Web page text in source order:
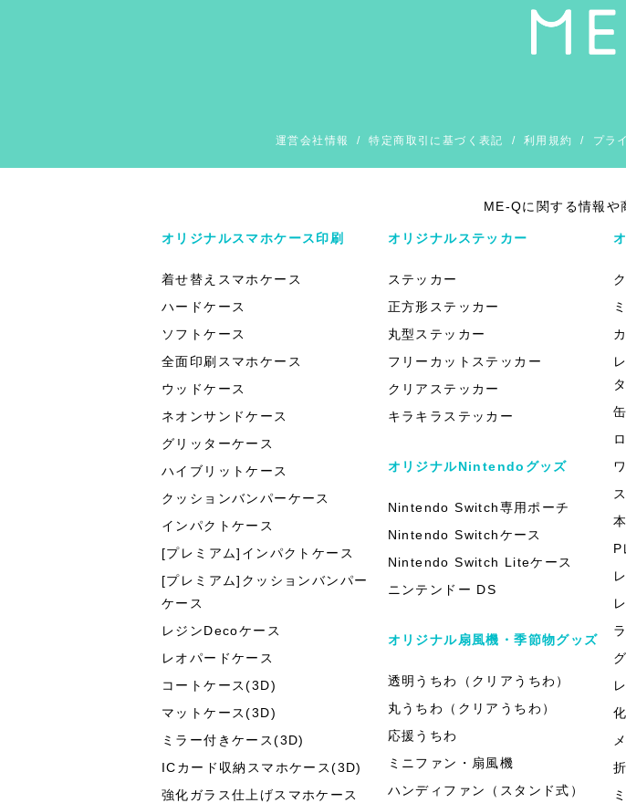
運営会社情報 /特定商取引に基づく表記 / 利用規約 / プラ
ME-Qに関する情報や
オリジナルスマホケース印刷
着せ替えスマホケース
ハードケース
ソフトケース
全面印刷スマホケース
ウッドケース
ネオンサンドケース
グリッターケース
ハイブリットケース
クッションバンパーケース
インパクトケース
[プレミアム]インパクトケース
[プレミアム]クッションバンパー
ケース
レジンDecoケース
レオパードケース
コートケース(3D)
マットケース(3D)
ミラー付きケース(3D)
ICカード収納スマホケース(3D)
強化ガラス仕上げスマホケース
オリジナルステッカー
ステッカー
正方形ステッカー
丸型ステッカー
フリーカットステッカー
クリアステッカー
キラキラステッカー
オリジナルNintendoグッズ
Nintendo Switch専用ポーチ
Nintendo Switchケース
Nintendo Switch Liteケース
ニンテンドー DS
オリジナル扇風機・季節物グッズ
透明うちわ（クリアうちわ）
丸うちわ（クリアうちわ）
応援うちわ
ミニファン・扇風機
ハンディファン（スタンド式）
P